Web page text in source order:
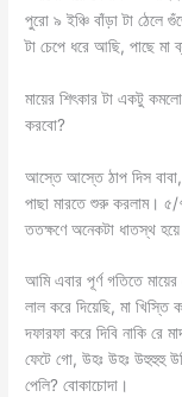
পুরো ৯ ইঞ্চি বাঁড়া টা ঠেলে
টা চেপে ধরে আছি, পাছে মা
মায়ের শিৎকার টা একটু
করবো?
আস্তে আস্তে ঠাপ দিস বাবা,
পাছা মারতে শুরু করলাম। ৫/
ততক্ষণে অনেকটা ধাতস্থ
আমি এবার পূর্ণ গতিতে
লাল করে দিয়েছি, মা
দফারফা করে দিবি নাকি
ফেটে গো, উহঃ উহঃ উহুহুহু
পেলি? বোকাচোদা।